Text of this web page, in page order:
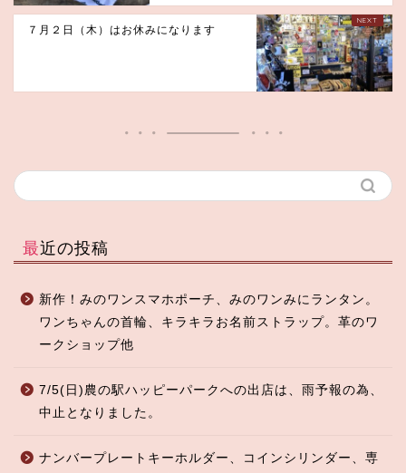
７月２日（木）はお休みになります
最近の投稿
新作！みのワンスマホポーチ、みのワンみにランタン。
ワンちゃんの首輪、キラキラお名前ストラップ。革のワ
ークショップ他
7/5(日)農の駅ハッピーパークへの出店は、雨予報の為、
中止となりました。
ナンバープレートキーホルダー、コインシリンダー、専